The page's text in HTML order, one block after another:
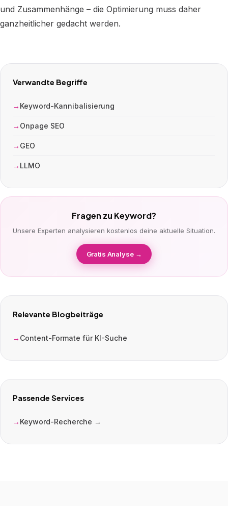
und Zusammenhänge – die Optimierung muss daher
ganzheitlicher gedacht werden.
Verwandte Begriffe
Keyword-Kannibalisierung
Onpage SEO
GEO
LLMO
Fragen zu Keyword?
Unsere Experten analysieren kostenlos deine aktuelle Situation.
Gratis Analyse →
Relevante Blogbeiträge
Content-Formate für KI-Suche
Passende Services
Keyword-Recherche →